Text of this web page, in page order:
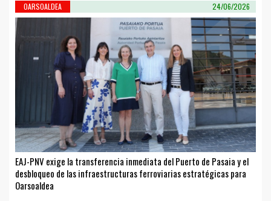
OARSOALDEA 24/06/2026
EAJ-PNV exige la transferencia inmediata del Puerto de Pasaia y el
desbloqueo de las infraestructuras ferroviarias estratégicas para
Oarsoaldea